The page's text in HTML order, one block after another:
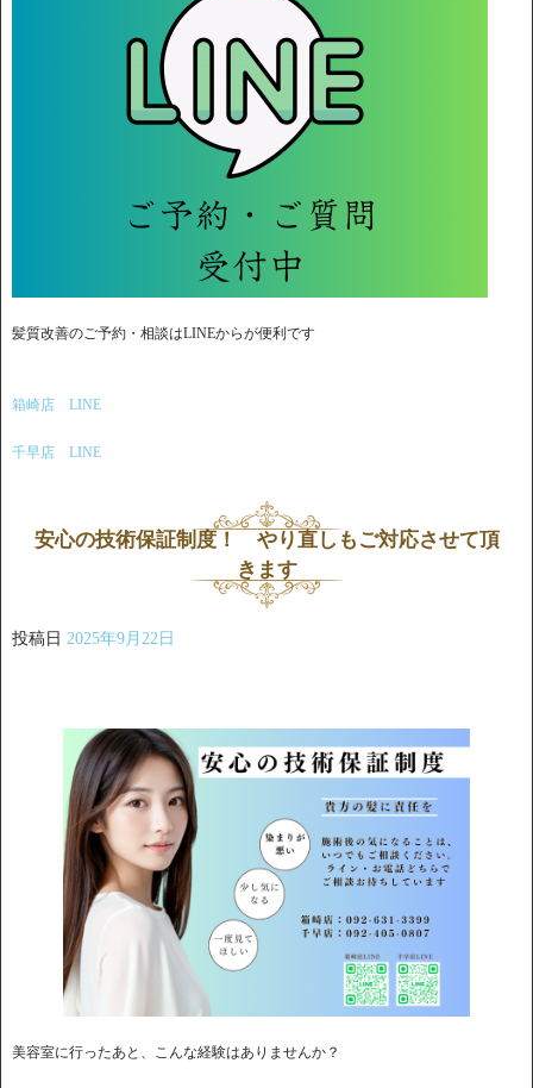
髪質改善のご予約・相談はLINEからが便利です
箱崎店 LINE
千早店 LINE
安心の技術保証制度！ やり直しもご対応させて頂
きます
投稿日 2025年9月22日
美容室に行ったあと、こんな経験はありませんか？